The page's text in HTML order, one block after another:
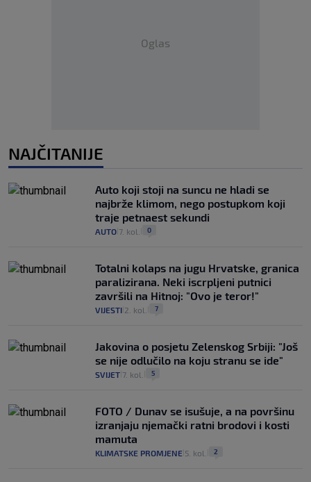
Oglas
NAJČITANIJE
Auto koji stoji na suncu ne hladi se
najbrže klimom, nego postupkom koji
traje petnaest sekundi
AUTO 7. kol. 0
Totalni kolaps na jugu Hrvatske, granica
paralizirana. Neki iscrpljeni putnici
završili na Hitnoj: "Ovo je teror!"
VIJESTI 2. kol. 7
Jakovina o posjetu Zelenskog Srbiji: "Još
se nije odlučilo na koju stranu se ide"
SVIJET 7. kol. 5
FOTO / Dunav se isušuje, a na površinu
izranjaju njemački ratni brodovi i kosti
mamuta
KLIMATSKE PROMJENE 5. kol. 2